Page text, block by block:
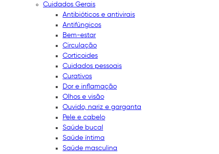
Cuidados Gerais
Antibióticos e antivirais
Antifúngicos
Bem-estar
Circulação
Corticoides
Cuidados pessoais
Curativos
Dor e inflamação
Olhos e visão
Ouvido, nariz e garganta
Pele e cabelo
Saúde bucal
Saúde íntima
Saúde masculina